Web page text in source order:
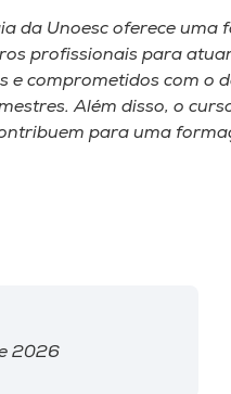
da Unoesc oferece
profissionais para
e comprometidos com o
Além disso, o
para uma
2026